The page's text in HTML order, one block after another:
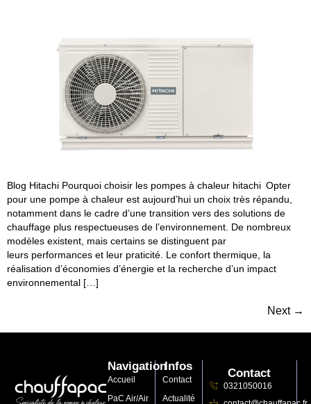
Blog Hitachi Pourquoi choisir les pompes à chaleur hitachi Opter
pour une pompe à chaleur est aujourd’hui un choix très répandu,
notamment dans le cadre d’une transition vers des solutions de
chauffage plus respectueuses de l’environnement. De nombreux
modèles existent, mais certains se distinguent par
leurs performances et leur praticité. Le confort thermique, la
réalisation d’économies d’énergie et la recherche d’un impact
environnemental […]
Next →
Navigation
Accueil
PaC Air/Air
Infos
Contact
Actualité
Contact
0321050016